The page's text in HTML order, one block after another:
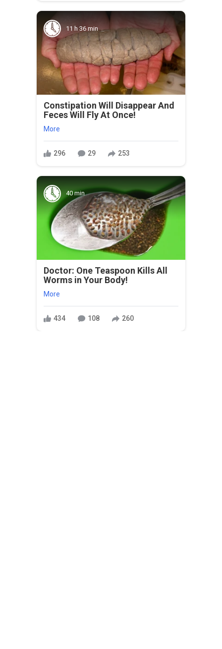
11 h 36 min
Constipation Will Disappear And
Feces Will Fly At Once!
More
296 29 253
40 min
Doctor: One Teaspoon Kills All
Worms in Your Body!
More
434 108 260